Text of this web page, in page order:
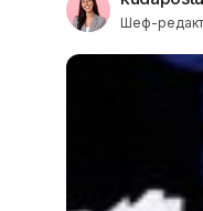
Шеф-